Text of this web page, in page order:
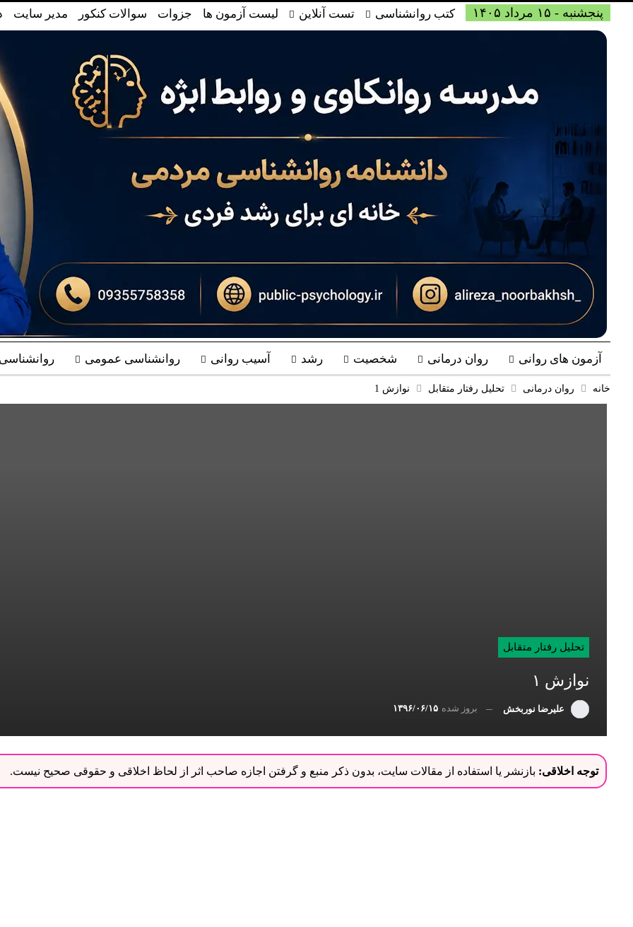
پنجشنبه - ۱۵ مرداد ۱۴۰۵ کتب روانشناسی تست آنلاین لیست آزمون ها جزوات سوالات کنکور مدیر سایت
آزمون های روانی روان درمانی شخصیت رشد آسیب روانی روانشناسی عمومی روانشناسی
خانه روان درمانی تحلیل رفتار متقابل نوازش 1
تحلیل رفتار متقابل
نوازش ۱
علیرضا نوربخش بروز شده ۱۳۹۶/۰۶/۱۵
توجه اخلاقی: بازنشر یا استفاده از مقالات سایت، بدون ذکر منبع و گرفتن اجازه صاحب اثر از لحاظ اخلاقی و حقوقی صحیح نیست.